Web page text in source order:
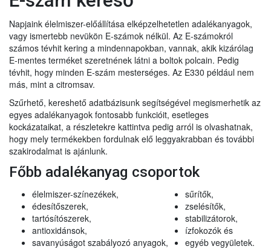
Napjaink élelmiszer-előállítása elképzelhetetlen adalékanyagok,
vagy ismertebb nevükön E-számok nélkül. Az E-számokról
számos tévhit kering a mindennapokban, vannak, akik kizárólag
E-mentes terméket szeretnének látni a boltok polcain. Pedig
tévhit, hogy minden E-szám mesterséges. Az E330 például nem
más, mint a citromsav.
Szűrhető, kereshető adatbázisunk segítségével megismerhetik az
egyes adalékanyagok fontosabb funkcióit, esetleges
kockázataikat, a részletekre kattintva pedig arról is olvashatnak,
hogy mely termékekben fordulnak elő leggyakrabban és további
szakirodalmat is ajánlunk.
Főbb adalékanyag csoportok
élelmiszer-színezékek,
édesítőszerek,
tartósítószerek,
antioxidánsok,
savanyúságot szabályozó anyagok,
sűrítők,
zselésítők,
stabilizátorok,
ízfokozók és
egyéb vegyületek.